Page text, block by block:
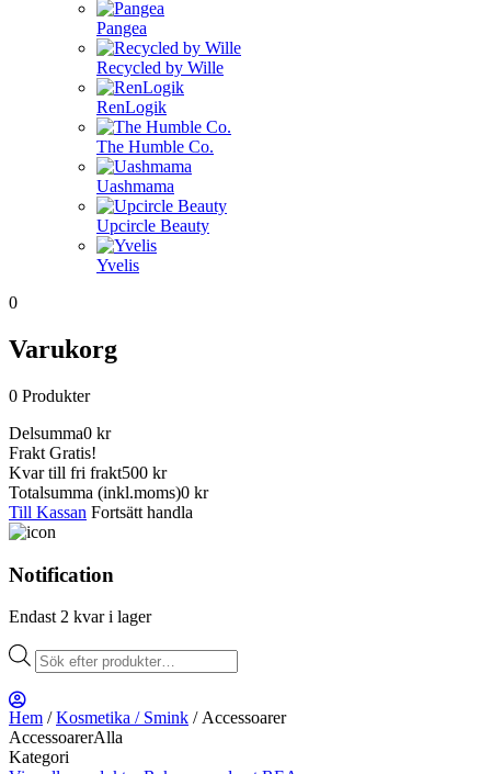
Pangea
Recycled by Wille
RenLogik
The Humble Co.
Uashmama
Upcircle Beauty
Yvelis
0
Varukorg
0 Produkter
Delsumma0 kr
Frakt Gratis!
Kvar till fri frakt500 kr
Totalsumma (inkl.moms)0 kr
Till Kassan Fortsätt handla
Notification
Endast 2 kvar i lager
Products
search
Hem /Kosmetika / Smink / Accessoarer
AccessoarerAlla
Kategori